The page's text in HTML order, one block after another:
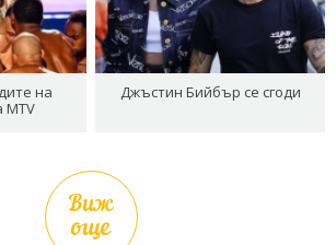
на
MTV
Джъстин Бийбър се сгоди
Виж
още